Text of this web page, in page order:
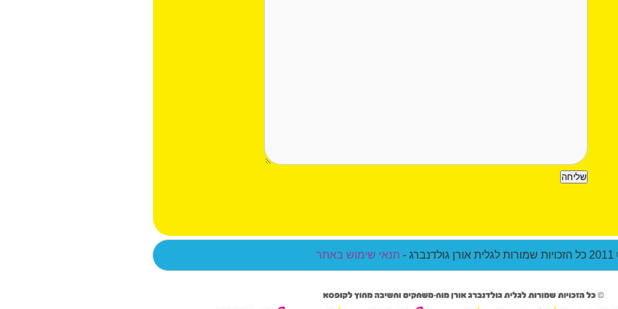
- תנאי שימוש באתר